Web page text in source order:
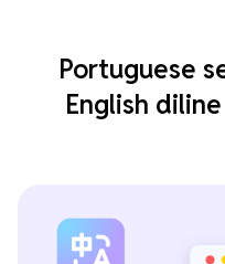
Portuguese
English